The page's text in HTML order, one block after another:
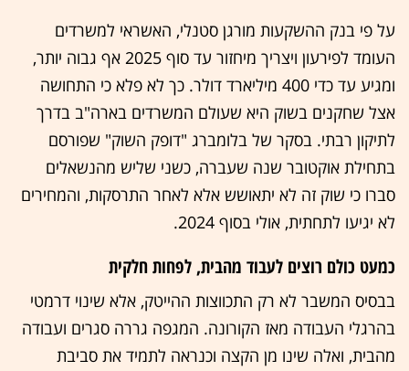
על פי בנק ההשקעות מורגן סטנלי, האשראי למשרדים
העומד לפירעון ויצריך מיחזור עד סוף 2025 אף גבוה יותר,
ומגיע עד כדי 400 מיליארד דולר. כך לא פלא כי התחושה
אצל שחקנים בשוק היא שעולם המשרדים בארה"ב בדרך
לתיקון רבתי. בסקר של בלומברג "דופק השוק" שפורסם
בתחילת אוקטובר שנה שעברה, כשני שליש מהנשאלים
סברו כי שוק זה לא יתאושש אלא לאחר התרסקות, והמחירים
לא יגיעו לתחתית, אולי בסוף 2024.
כמעט כולם רוצים לעבוד מהבית, לפחות חלקית
בבסיס המשבר לא רק התכווצות ההייטק, אלא שינוי דרמטי
בהרגלי העבודה מאז הקורונה. המגפה גררה סגרים ועבודה
מהבית, ואלה שינו מן הקצה וכנראה לתמיד את סביבת